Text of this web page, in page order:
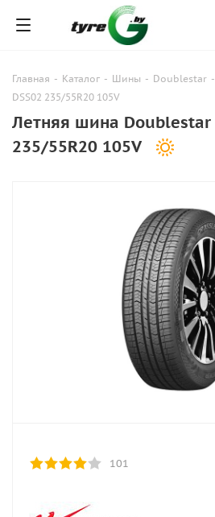
Главная - Каталог - Шины - Doublestar -
DSS02 235/55R20 105V
Летняя шина Doublestar
235/55R20 105V
101